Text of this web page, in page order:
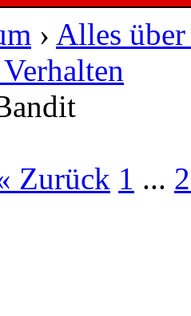
› Alles
Zurück 1 ...